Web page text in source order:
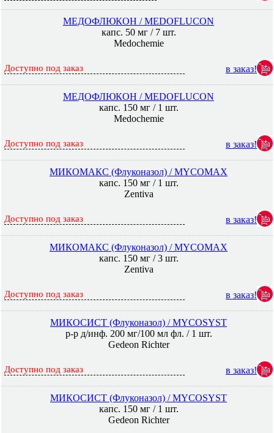
МЕДОФЛЮКОН / MEDOFLUCON
капс. 50 мг / 7 шт.
Medochemie
Доступно под заказ в заказ!
МЕДОФЛЮКОН / MEDOFLUCON
капс. 150 мг / 1 шт.
Medochemie
Доступно под заказ в заказ!
МИКОМАКС (Флуконазол) / MYCOMAX
капс. 150 мг / 1 шт.
Zentiva
Доступно под заказ в заказ!
МИКОМАКС (Флуконазол) / MYCOMAX
капс. 150 мг / 3 шт.
Zentiva
Доступно под заказ в заказ!
МИКОСИСТ (Флуконазол) / MYCOSYST
р-р д/инф. 200 мг/100 мл фл. / 1 шт.
Gedeon Richter
Доступно под заказ в заказ!
МИКОСИСТ (Флуконазол) / MYCOSYST
капс. 150 мг / 1 шт.
Gedeon Richter